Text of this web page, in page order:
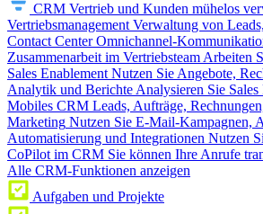
CRM Vertrieb und Kunden mühelos
Vertriebsmanagement Verwaltung von
Contact Center Omnichannel-
Zusammenarbeit im Vertriebsteam Arbeiten
Sales Enablement Nutzen Sie Angebote,
Analytik und Berichte Analysieren Sie
Mobiles CRM Leads, Aufträge,
Marketing Nutzen Sie E-Mail-Kampagnen,
Automatisierung und Integrationen Nutzen
CoPilot im CRM Sie können Ihre Anrufe
Alle CRM-Funktionen anzeigen
Aufgaben und Projekte